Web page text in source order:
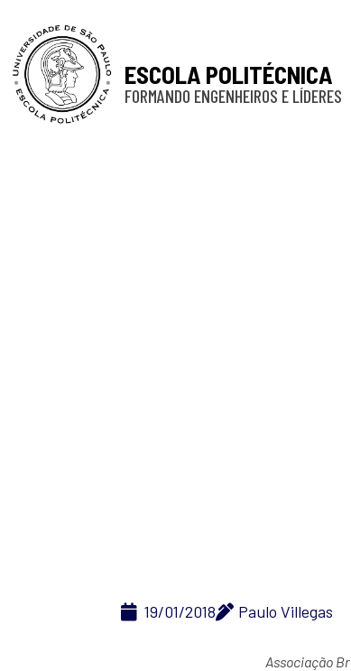
ESCOLA POLITÉCNICA
FORMANDO ENGENHEIROS E LÍDERES
19/01/2018 Paulo Villegas
Associação